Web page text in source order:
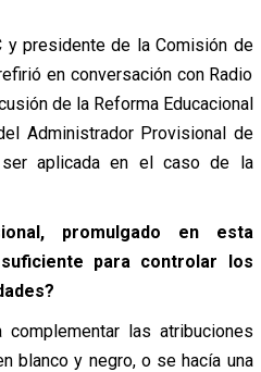
y presidente de la Comisión de
en conversación con Radio
de la Reforma Educacional
Administrador Provisional de
ser aplicada en el caso de la
promulgado en esta
para controlar los
las atribuciones
blanco y negro, o se hacía una